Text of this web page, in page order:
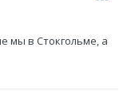
мы в Стокгольме, а